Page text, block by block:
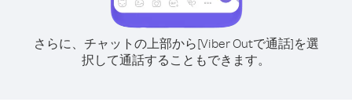
さらに、チャットの上部から[Viber Outで通話]を選
択して通話することもできます。